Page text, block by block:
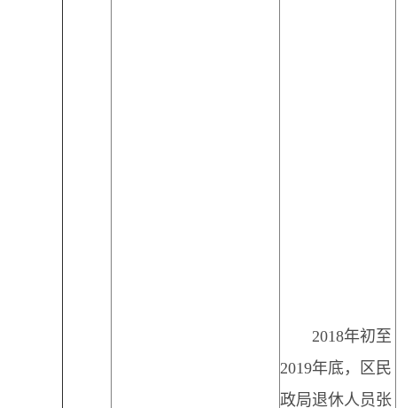
2018年初至
2019年底，区民
政局退休人员张